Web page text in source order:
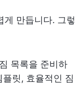
게 만듭니다. 그렇
목록을 준비하
릿, 효율적인 짐